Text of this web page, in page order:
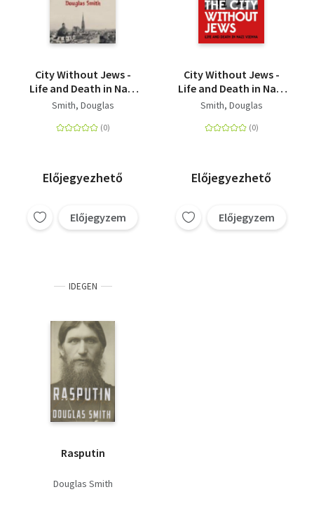
City Without Jews -
Life and Death in Nazi
Vienna
Smith, Douglas
Előjegyezhető
Előjegyzem
City Without Jews -
Life and Death in Nazi
Vienna
Smith, Douglas
Előjegyezhető
Előjegyzem
IDEGEN
Rasputin
Douglas Smith